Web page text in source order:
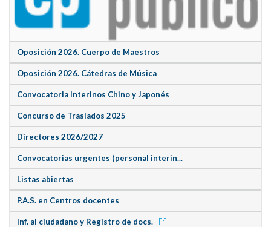
Oposición 2026. Cuerpo de Maestros
Oposición 2026. Cátedras de Música
Convocatoria Interinos Chino y Japonés
Concurso de Traslados 2025
Directores 2026/2027
Convocatorias urgentes (personal interin...
Listas abiertas
P.A.S. en Centros docentes
Inf. al ciudadano y Registro de docs.